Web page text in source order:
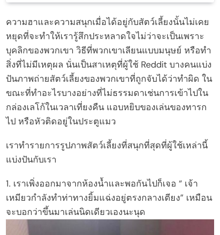
ความฮาและความสนุกเมื่อได้อยู่กับสัตว์เลี้ยงนั้นไม่เคย
หยุดที่จะทำให้เรารู้สึกประหลาดใจไม่ว่าจะเป็นเพราะ
บุคลิกของพวกเขา วิธีที่พวกเขาเลียนแบบมนุษย์ หรือทำ
สิ่งที่ไม่มีเหตุผล นั่นเป็นสาเหตุที่ผู้ใช้ Reddit บางคนแบ่ง
ปันภาพถ่ายสัตว์เลี้ยงของพวกเขาที่ถูกจับได้ว่าทำผิด ใน
ขณะที่ทำอะไรบางอย่างที่ไม่ธรรมดาเช่นการเข้าไปใน
กล่องเลโก้ในเวลาเที่ยงคืน แอบหยิบของเล่นของทารก
ไป หรือหัวติดอยู่ในประตูแมว
เราทำรายการรูปภาพสัตว์เลี้ยงที่สนุกที่สุดที่ผู้ใช้เหล่านี้
แบ่งปันกับเรา
1. เราเพิ่งออกมาจากห้องน้ำและพอกันไปก็เจอ “ เจ้า
เหมียวกำลังทำท่าทางยิ้มแฉ่งอยู่ตรงกลางเตียง” เหมือน
จะบอกว่าขึ้นมาเล่นนิดเดียวเองนะนุด